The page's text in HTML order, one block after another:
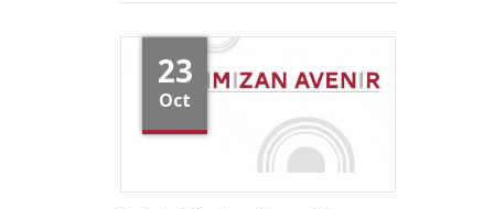
23
Oct